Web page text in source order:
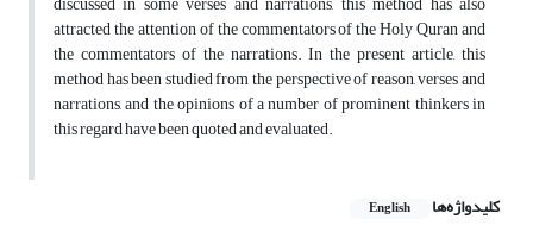
attracted the attention of the commentators of the Holy Quran and
the commentators of the narrations. In the present article, this
method has been studied from the perspective of reason, verses and
narrations, and the opinions of a number of prominent thinkers in
this regard have been quoted and evaluated.
کلیدواژه‌ها English